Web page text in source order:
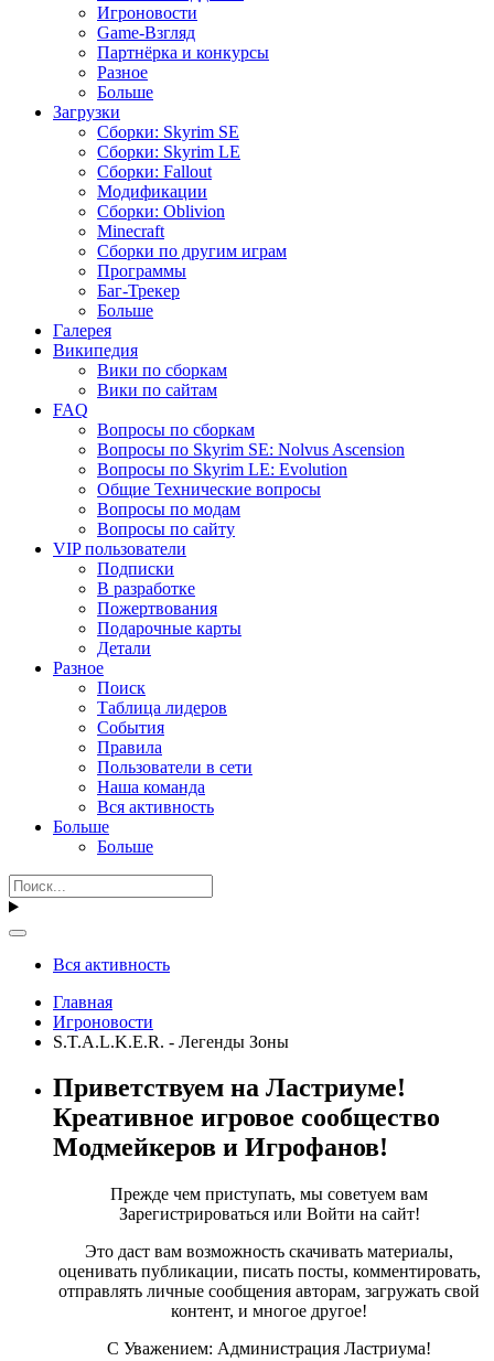
Игроновости
Game-Взгляд
Партнёрка и конкурсы
Разное
Больше
Загрузки
Сборки: Skyrim SE
Сборки: Skyrim LE
Сборки: Fallout
Модификации
Сборки: Oblivion
Minecraft
Сборки по другим играм
Программы
Баг-Трекер
Больше
Галерея
Википедия
Вики по сборкам
Вики по сайтам
FAQ
Вопросы по сборкам
Вопросы по Skyrim SE: Nolvus Ascension
Вопросы по Skyrim LE: Evolution
Общие Технические вопросы
Вопросы по модам
Вопросы по сайту
VIP пользователи
Подписки
В разработке
Пожертвования
Подарочные карты
Детали
Разное
Поиск
Таблица лидеров
События
Правила
Пользователи в сети
Наша команда
Вся активность
Больше
Больше
Вся активность
Главная
Игроновости
S.T.A.L.K.E.R. - Легенды Зоны
Приветствуем на Ластриуме!
Креативное игровое сообщество
Модмейкеров и Игрофанов!
Прежде чем приступать, мы советуем вам
Зарегистрироваться или Войти на сайт!
Это даст вам возможность скачивать материалы,
оценивать публикации, писать посты, комментировать,
отправлять личные сообщения авторам, загружать свой
контент, и многое другое!
С Уважением: Администрация Ластриума!